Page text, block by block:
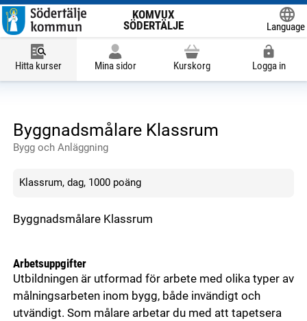
KOMVUX
SÖDERTÄLJE
Language
Hitta kurser Mina sidor Kurskorg Logga in
Byggnadsmålare Klassrum
Bygg och Anläggning
Klassrum, dag, 1000 poäng
Byggnadsmålare Klassrum
Arbetsuppgifter
Utbildningen är utformad för arbete med olika typer av
målningsarbeten inom bygg, både invändigt och
utvändigt. Som målare arbetar du med att tapetsera